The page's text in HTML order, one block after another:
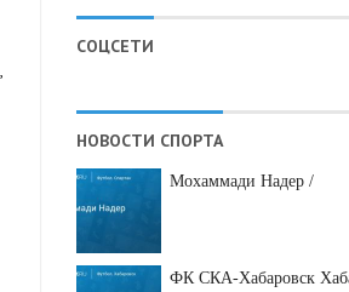
СОЦСЕТИ
НОВОСТИ СПОРТА
Мохаммади Надер /
ФК СКА-Хабаровск